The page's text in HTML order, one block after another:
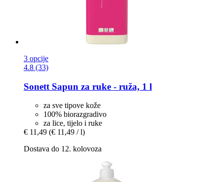
3 opcije
4.8 (33)
Sonett Sapun za ruke -​ ruža, 1 l
za sve tipove kože
100% biorazgradivo
za lice, tijelo i ruke
€ 11,49 (€ 11,49 / l)
Dostava do 12. kolovoza